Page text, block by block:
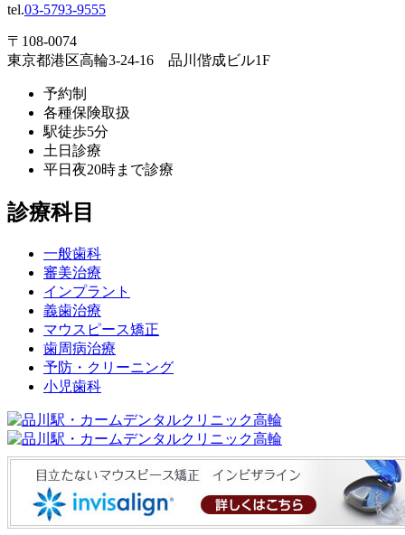
tel.03-5793-9555
〒108-0074
東京都港区高輪3-24-16 品川偕成ビル1F
予約制
各種保険取扱
駅徒歩5分
土日診療
平日夜20時まで診療
診療科目
一般歯科
審美治療
インプラント
義歯治療
マウスピース矯正
歯周病治療
予防・クリーニング
小児歯科